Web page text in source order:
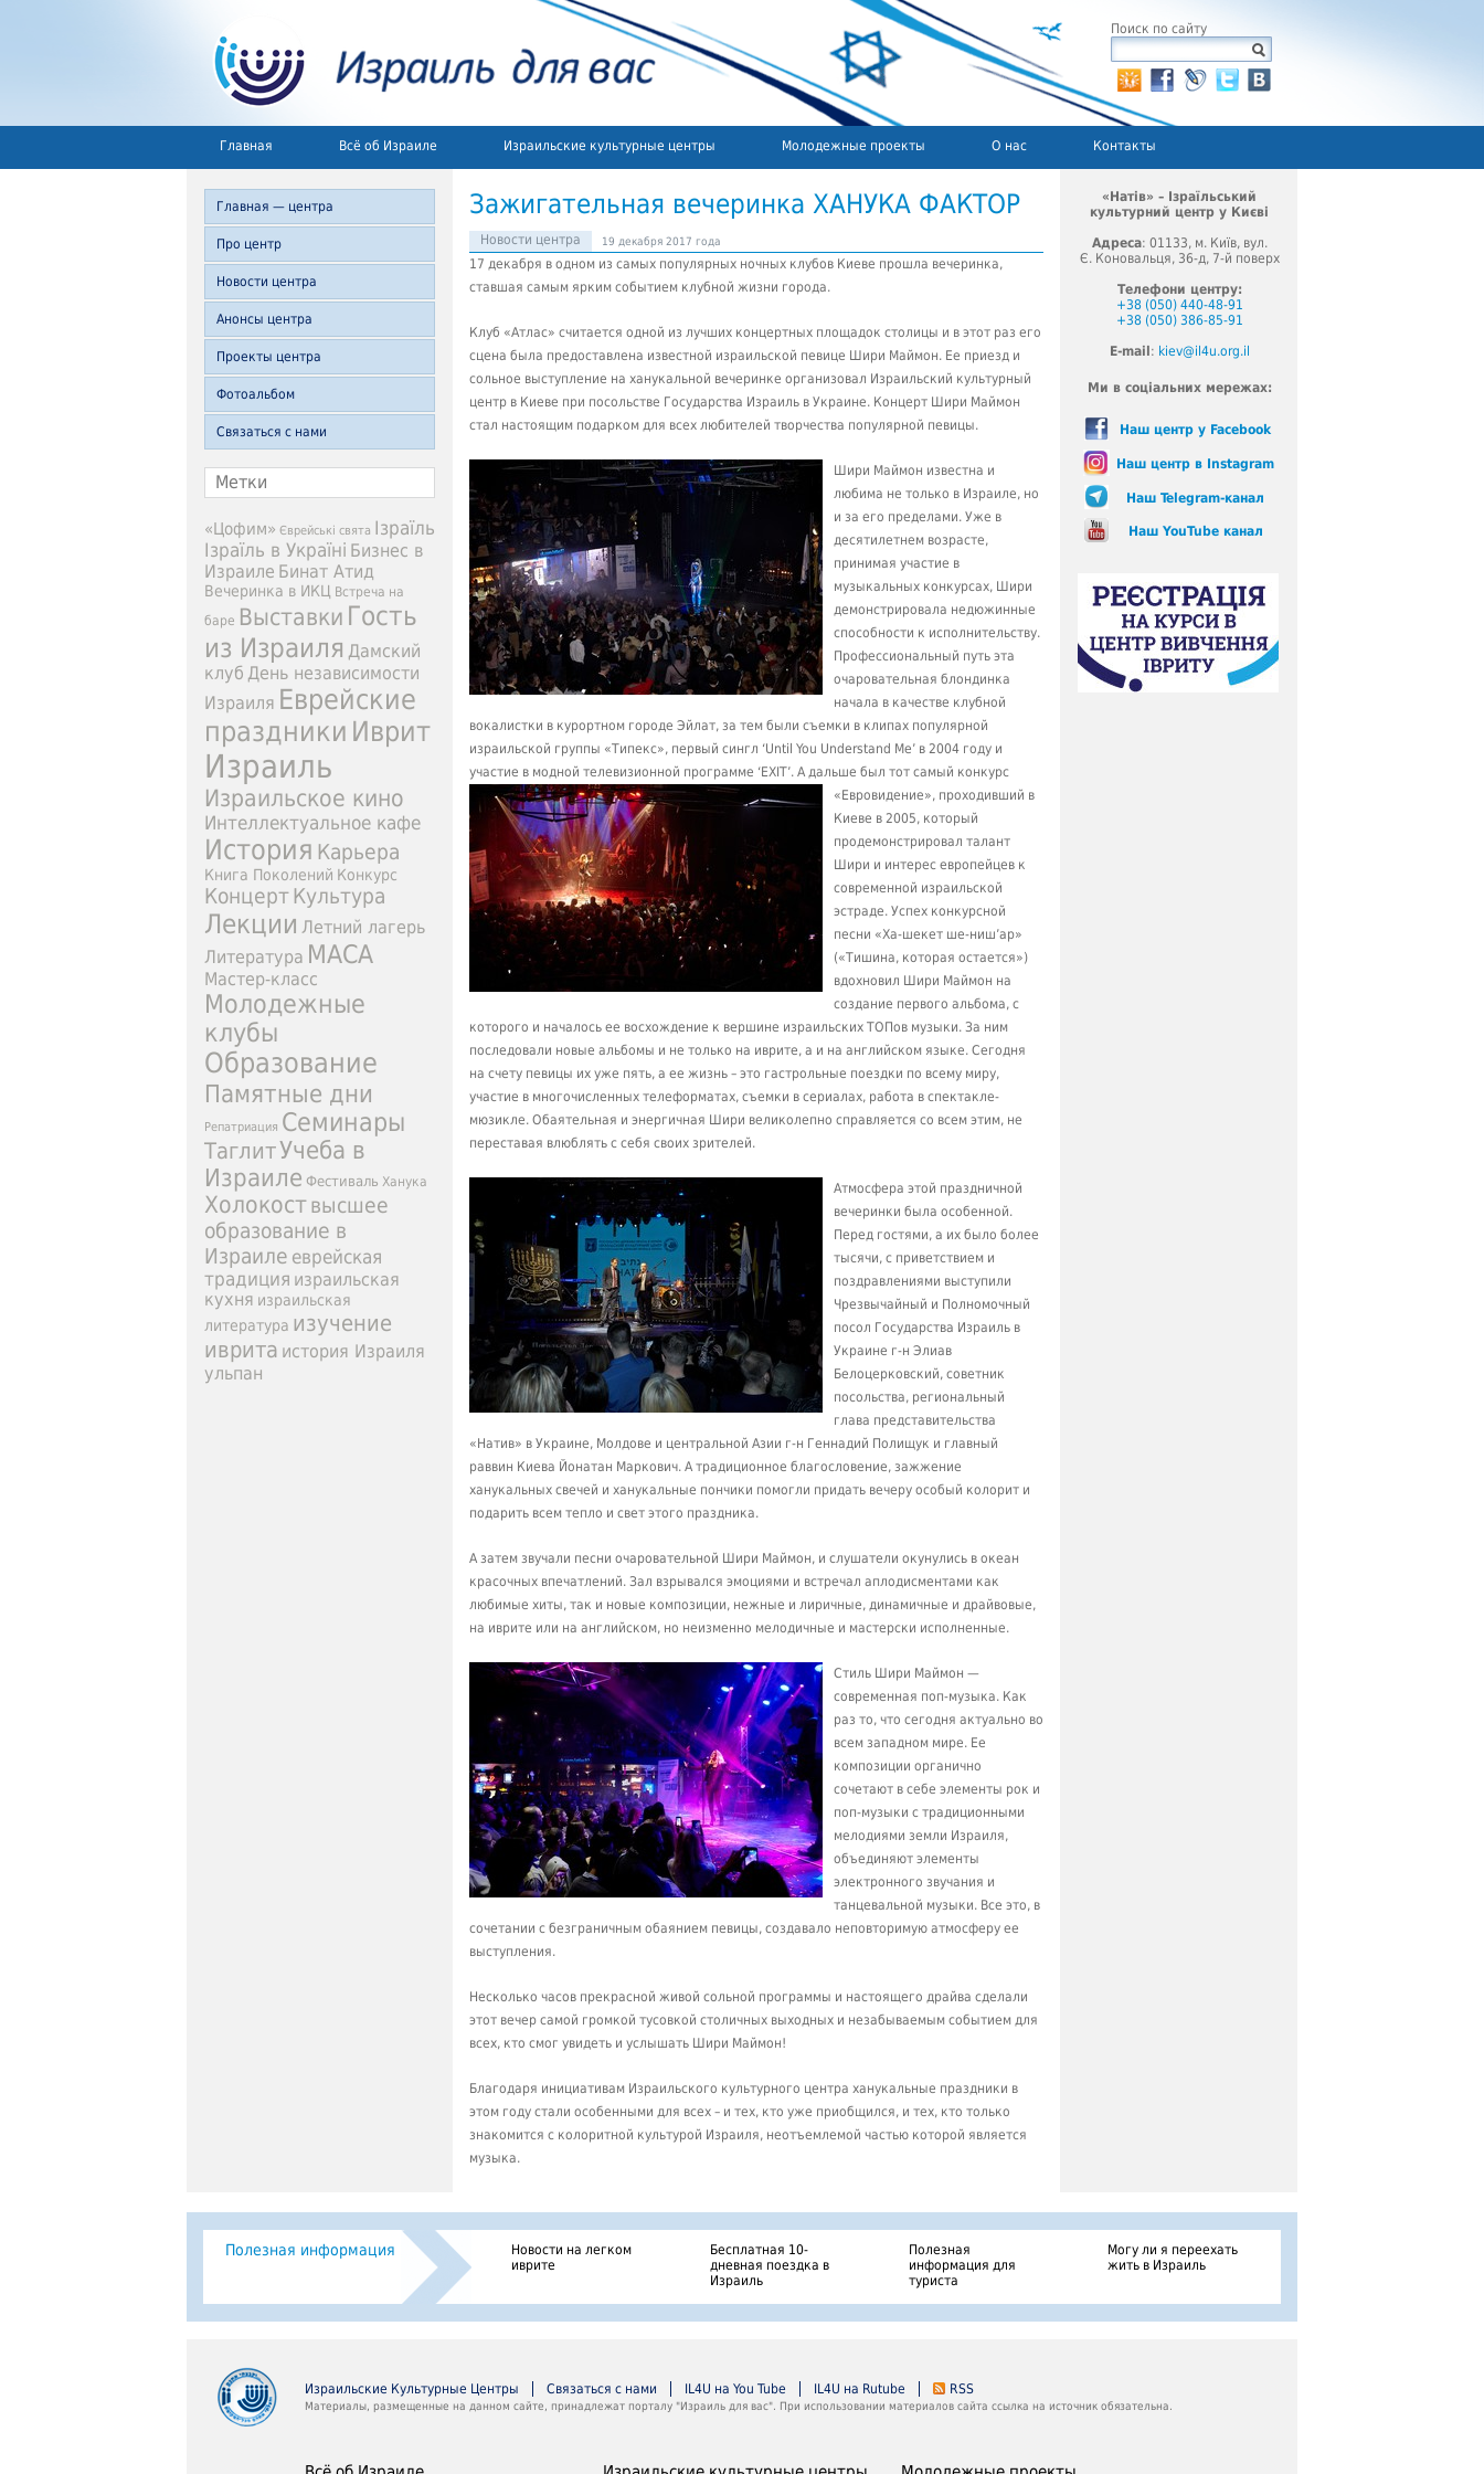
Поиск по сайту
Главная Всё об Израиле Израильские культурные центры Молодежные проекты О нас Контакты
Главная — центра
Про центр
Новости центра
Анонсы центра
Проекты центра
Фотоальбом
Связаться с нами
Метки
«Цофим» Єврейські свята Ізраїль
Ізраїль в Україні Бизнес в
Израиле Бинат Атид
Вечеринка в ИКЦ Встреча на
баре Выставки Гость
из Израиля Дамский
клуб День независимости
Израиля Еврейские
праздники Иврит
Израиль
Израильское кино
Интеллектуальное кафе
История Карьера
Книга Поколений Конкурс
КонцертКультура
Лекции Летний лагерь
Литература МАСА
Мастер-класс
Молодежные
клубы
Образование
Памятные дни
Репатриация Семинары
ТаглитУчеба в
Израиле Фестиваль Ханука
Холокоствысшее
образование в
Израиле еврейская
традиция израильская
кухня израильская
литература изучение
иврита история Израиля
ульпан
Зажигательная вечеринка ХАНУКА ФАКТОР
Новости центра 19 декабря 2017 года
17 декабря в одном из самых популярных ночных клубов Киеве прошла вечеринка,
ставшая самым ярким событием клубной жизни города.
Клуб «Атлас» считается одной из лучших концертных площадок столицы и в этот раз его
сцена была предоставлена известной израильской певице Шири Маймон. Ее приезд и
сольное выступление на ханукальной вечеринке организовал Израильский культурный
центр в Киеве при посольстве Государства Израиль в Украине. Концерт Шири Маймон
стал настоящим подарком для всех любителей творчества популярной певицы.
Шири Маймон известна и
любима не только в Израиле, но
и за его пределами. Уже в
десятилетнем возрасте,
принимая участие в
музыкальных конкурсах, Шири
демонстрировала недюжинные
способности к исполнительству.
Профессиональный путь эта
очаровательная блондинка
начала в качестве клубной
вокалистки в курортном городе Эйлат, за тем были съемки в клипах популярной
израильской группы «Типекс», первый сингл ‘Until You Understand Me’ в 2004 году и
участие в модной телевизионной программе ‘EXIT’. А дальше был тот самый конкурс
«Евровидение», проходивший в
Киеве в 2005, который
продемонстрировал талант
Шири и интерес европейцев к
современной израильской
эстраде. Успех конкурсной
песни «Ха-шекет ше-ниш’ар»
(«Тишина, которая остается»)
вдохновил Шири Маймон на
создание первого альбома, с
которого и началось ее восхождение к вершине израильских ТОПов музыки. За ним
последовали новые альбомы и не только на иврите, а и на английском языке. Сегодня
на счету певицы их уже пять, а ее жизнь – это гастрольные поездки по всему миру,
участие в многочисленных телеформатах, съемки в сериалах, работа в спектакле-
мюзикле. Обаятельная и энергичная Шири великолепно справляется со всем этим, не
переставая влюблять с себя своих зрителей.
Атмосфера этой праздничной
вечеринки была особенной.
Перед гостями, а их было более
тысячи, с приветствием и
поздравлениями выступили
Чрезвычайный и Полномочный
посол Государства Израиль в
Украине г-н Элиав
Белоцерковский, советник
посольства, региональный
глава представительства
«Натив» в Украине, Молдове и центральной Азии г-н Геннадий Полищук и главный
раввин Киева Йонатан Маркович. А традиционное благословение, зажжение
ханукальных свечей и ханукальные пончики помогли придать вечеру особый колорит и
подарить всем тепло и свет этого праздника.
А затем звучали песни очаровательной Шири Маймон, и слушатели окунулись в океан
красочных впечатлений. Зал взрывался эмоциями и встречал аплодисментами как
любимые хиты, так и новые композиции, нежные и лиричные, динамичные и драйвовые,
на иврите или на английском, но неизменно мелодичные и мастерски исполненные.
Стиль Шири Маймон —
современная поп-музыка. Как
раз то, что сегодня актуально во
всем западном мире. Ее
композиции органично
сочетают в себе элементы рок и
поп-музыки с традиционными
мелодиями земли Израиля,
объединяют элементы
электронного звучания и
танцевальной музыки. Все это, в
сочетании с безграничным обаянием певицы, создавало неповторимую атмосферу ее
выступления.
Несколько часов прекрасной живой сольной программы и настоящего драйва сделали
этот вечер самой громкой тусовкой столичных выходных и незабываемым событием для
всех, кто смог увидеть и услышать Шири Маймон!
Благодаря инициативам Израильского культурного центра ханукальные праздники в
этом году стали особенными для всех – и тех, кто уже приобщился, и тех, кто только
знакомится с колоритной культурой Израиля, неотъемлемой частью которой является
музыка.
«Натів» – Ізраїльський
культурний центр у Києві
Адреса: 01133, м. Київ, вул.
Є. Коновальця, 36-д, 7-й поверх
Телефони центру:
+38 (050) 440-48-91
+38 (050) 386-85-91
E-mail : kiev@il4u.org.il
Ми в соціальних мережах:
Наш центр у Facebook
Наш центр в Instagram
Наш Telegram-канал
Наш YouTube канал
Полезная информация
Новости на легком
иврите
Бесплатная 10-
дневная поездка в
Израиль
Полезная
информация для
туриста
Могу ли я переехать
жить в Израиль
Израильские Культурные Центры Связаться с нами IL4U на You Tube IL4U на Rutube RSS
Материалы, размещенные на данном сайте, принадлежат порталу "Израиль для вас". При использовании материалов сайта ссылка на источник обязательна.